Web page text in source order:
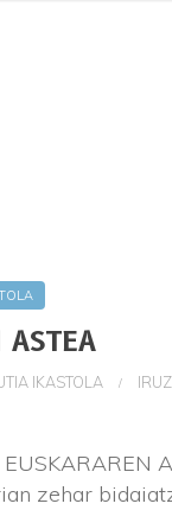
ASTEA
IKASTOLA
zehar